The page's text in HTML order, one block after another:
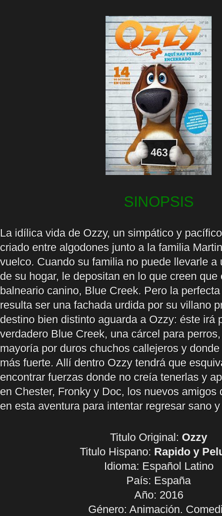
SINOPSIS
La idílica vida de Ozzy, un simpático y
criado entre algodones junto a la familia
vuelco. Cuando su familia no puede llevarle a
de su hogar, le depositan en lo que creen que
balneario canino, Blue Creek. Pero la
resulta ser una fachada urdida por su villano
destino bien distinto aguarda a Ozzy: éste irá
verdadero Blue Creek, una cárcel para
mayoría por duros chuchos callejeros y
más fuerte. Allí dentro Ozzy tendrá que
encontrar fuerzas donde no creía tenerlas y
en Chester, Fronky y Doc, los nuevos amigos
en esta aventura para intentar regresar sano
Titulo Original: Ozzy
Titulo Hispano: Rapido y
Idioma: Español Latino
País: España
Año: 2016
Género: Animación.